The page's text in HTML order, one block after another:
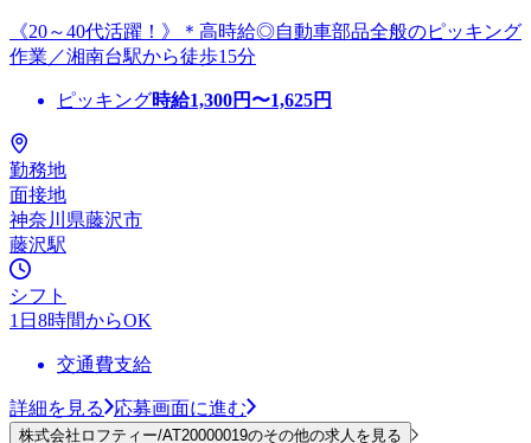
《20～40代活躍！》＊高時給◎自動車部品全般のピッキング
作業／湘南台駅から徒歩15分
ピッキング時給1,300円〜1,625円
勤務地
面接地
神奈川県藤沢市
藤沢駅
シフト
1日8時間からOK
交通費支給
詳細を見る 応募画面に進む
株式会社ロフティー/AT20000019のその他の求人を見る